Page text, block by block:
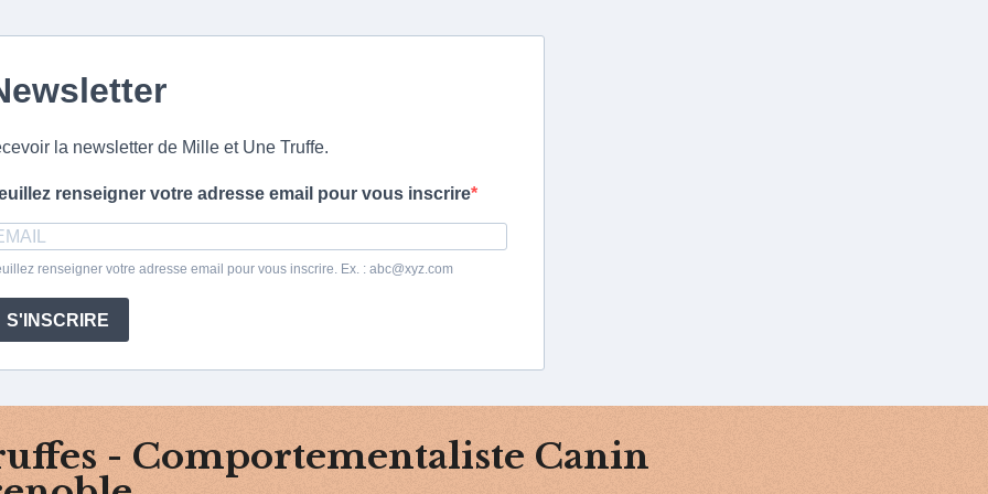
la newsletter de Mille et Une Truffe.
renseigner votre adresse email pour vous inscrire
renseigner votre adresse email pour vous inscrire. Ex. : abc@xyz.com
S'INSCRIRE
- Comportementaliste Canin